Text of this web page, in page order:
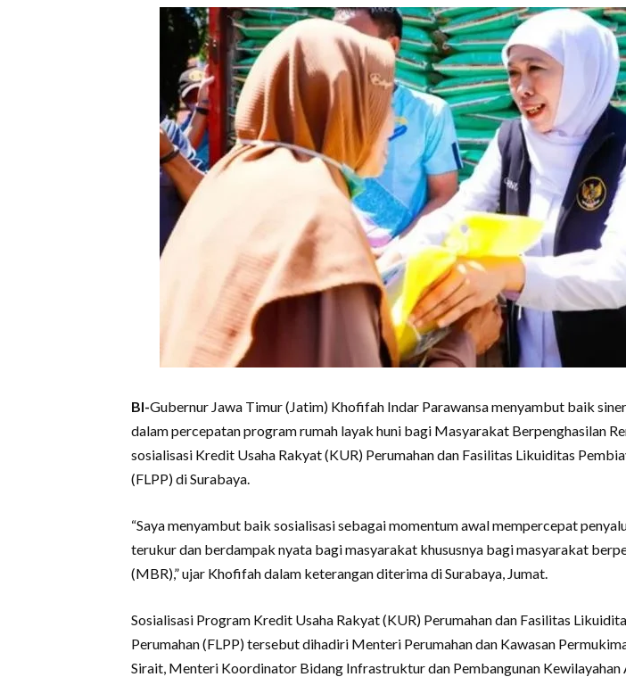
BI-Gubernur Jawa Timur (Jatim) Khofifah Indar Parawansa menyambut baik
dalam percepatan program rumah layak huni bagi Masyarakat Berpenghasilan
sosialisasi Kredit Usaha Rakyat (KUR) Perumahan dan Fasilitas Likuiditas
(FLPP) di Surabaya.
“Saya menyambut baik sosialisasi sebagai momentum awal mempercepat
terukur dan berdampak nyata bagi masyarakat khususnya bagi masyarakat
(MBR),” ujar Khofifah dalam keterangan diterima di Surabaya, Jumat.
Sosialisasi Program Kredit Usaha Rakyat (KUR) Perumahan dan Fasilitas
Perumahan (FLPP) tersebut dihadiri Menteri Perumahan dan Kawasan
Sirait, Menteri Koordinator Bidang Infrastruktur dan Pembangunan